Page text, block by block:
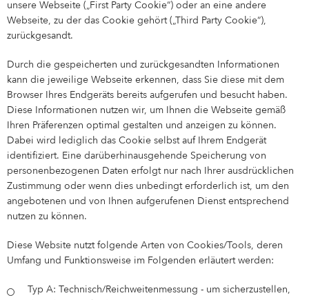
unsere Webseite („First Party Cookie“) oder an eine andere
Webseite, zu der das Cookie gehört („Third Party Cookie“),
zurückgesandt.
Durch die gespeicherten und zurückgesandten Informationen
kann die jeweilige Webseite erkennen, dass Sie diese mit dem
Browser Ihres Endgeräts bereits aufgerufen und besucht haben.
Diese Informationen nutzen wir, um Ihnen die Webseite gemäß
Ihren Präferenzen optimal gestalten und anzeigen zu können.
Dabei wird lediglich das Cookie selbst auf Ihrem Endgerät
identifiziert. Eine darüberhinausgehende Speicherung von
personenbezogenen Daten erfolgt nur nach Ihrer ausdrücklichen
Zustimmung oder wenn dies unbedingt erforderlich ist, um den
angebotenen und von Ihnen aufgerufenen Dienst entsprechend
nutzen zu können.
Diese Website nutzt folgende Arten von Cookies/Tools, deren
Umfang und Funktionsweise im Folgenden erläutert werden:
Typ A: Technisch/Reichweitenmessung - um sicherzustellen,